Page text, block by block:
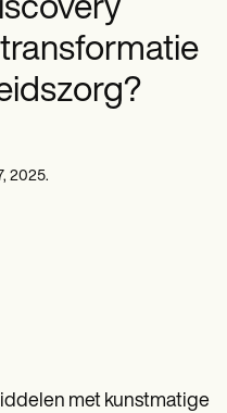
2025.
met kunstmatige